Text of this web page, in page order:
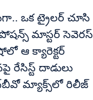
ఒక ట్రైలర్ చూసి
మాస్టర్ సెవెరస్
ఆ క్యారెక్టర్
రేసిస్ట్ దాడులు
మ్యాక్స్‌లో రిలీజ్